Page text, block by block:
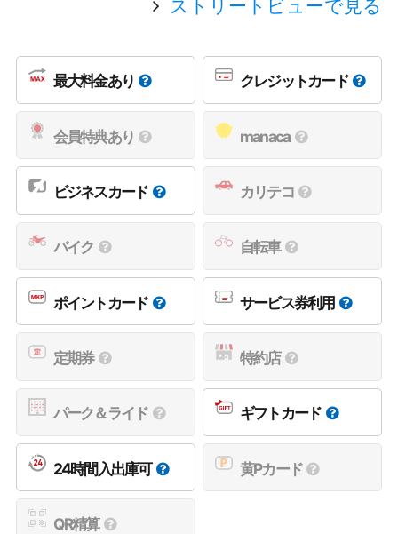
ストリートビューで見る
最大料金あり クレジットカード
会員特典あり manaca
ビジネスカード カリテコ
バイク 自転車
ポイントカード サービス券利用
定期券 特約店
パーク＆ライド ギフトカード
24時間入出庫可 黄Pカード
QR精算